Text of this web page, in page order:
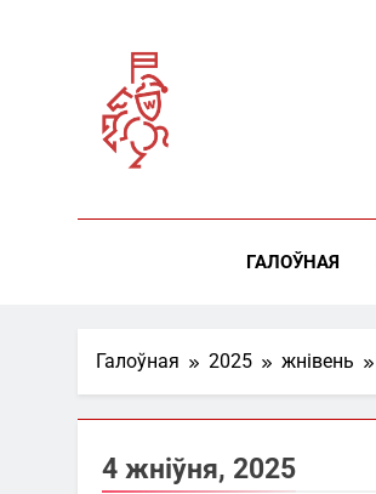
ГАЛОЎНАЯ
Галоўная 2025 жнівень
4 жніўня, 2025